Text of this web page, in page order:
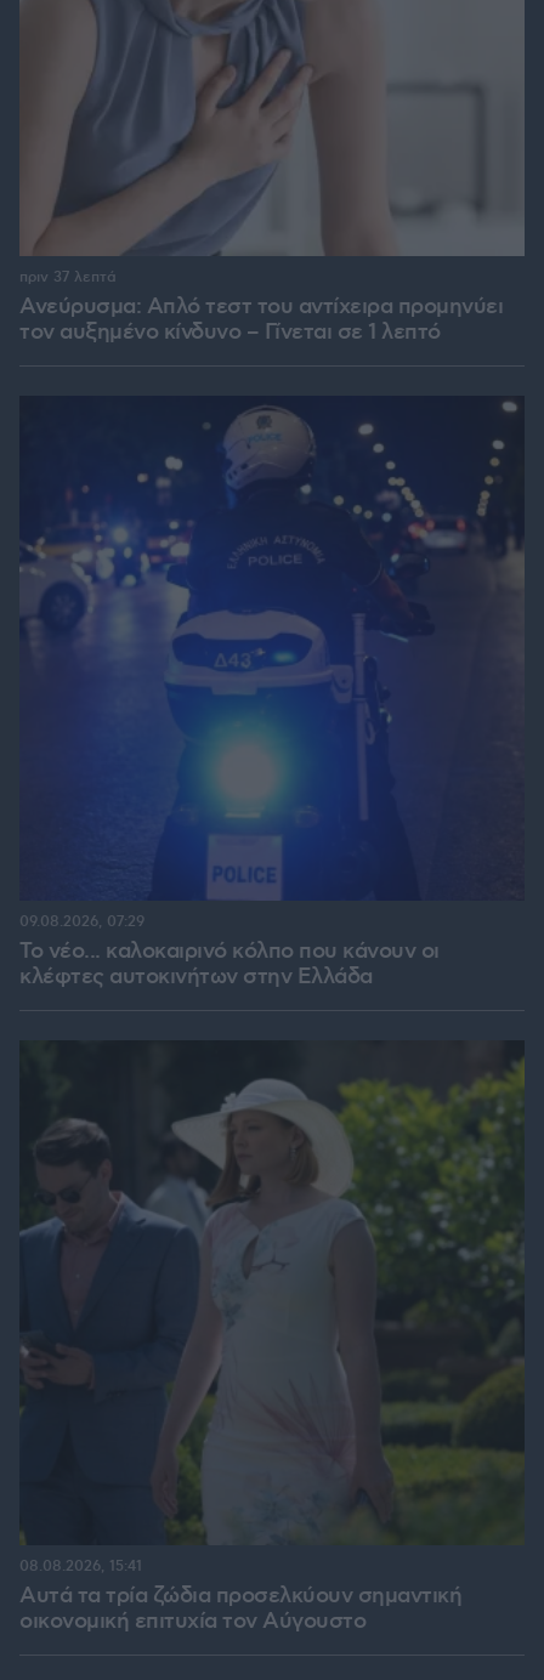
Ανεύρυσμα: Απλό τεστ του αντίχειρα προμηνύει
τον αυξημένο κίνδυνο – Γίνεται σε 1 λεπτό
πριν 37 λεπτά
Το νέο... καλοκαιρινό κόλπο που κάνουν οι
κλέφτες αυτοκινήτων στην Ελλάδα
09.08.2026, 07:29
Αυτά τα τρία ζώδια προσελκύουν σημαντική
οικονομική επιτυχία τον Αύγουστο
08.08.2026, 15:41